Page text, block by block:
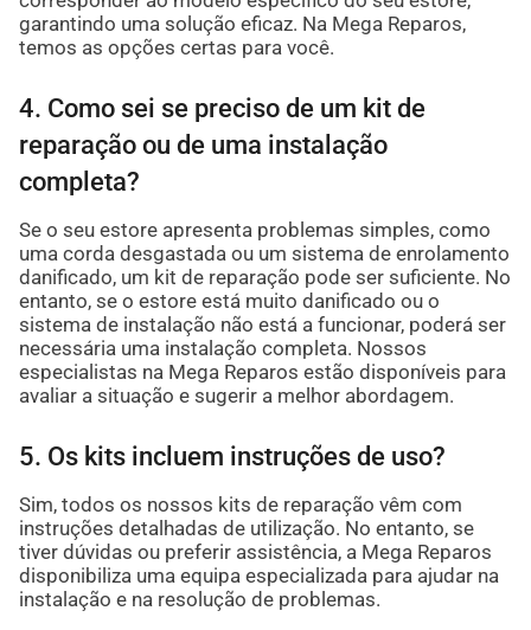
garantindo uma solução eficaz. Na Mega Reparos,
temos as opções certas para você.
4. Como sei se preciso de um kit de
reparação ou de uma instalação
completa?
Se o seu estore apresenta problemas simples, como
uma corda desgastada ou um sistema de enrolamento
danificado, um kit de reparação pode ser suficiente. No
entanto, se o estore está muito danificado ou o
sistema de instalação não está a funcionar, poderá ser
necessária uma instalação completa. Nossos
especialistas na Mega Reparos estão disponíveis para
avaliar a situação e sugerir a melhor abordagem.
5. Os kits incluem instruções de uso?
Sim, todos os nossos kits de reparação vêm com
instruções detalhadas de utilização. No entanto, se
tiver dúvidas ou preferir assistência, a Mega Reparos
disponibiliza uma equipa especializada para ajudar na
instalação e na resolução de problemas.